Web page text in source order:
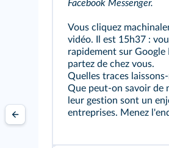
Facebook Messenger.
Vous cliquez
vidéo. Il est 15h37 :
rapidement sur
partez de chez vous.
Quelles traces
Que peut-on savoir de
leur gestion sont un
entreprises. Menez